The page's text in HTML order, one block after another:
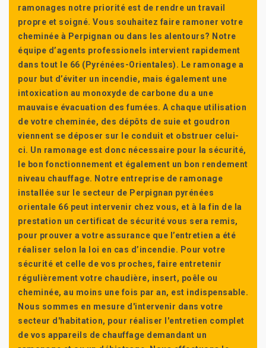
ramonages notre priorité est de rendre un travail
propre et soigné. Vous souhaitez faire ramoner votre
cheminée à Perpignan ou dans les alentours? Notre
équipe d’agents professionels intervient rapidement
dans tout le 66 (Pyrénées-Orientales). Le ramonage a
pour but d’éviter un incendie, mais également une
intoxication au monoxyde de carbone du a une
mauvaise évacuation des fumées. A chaque utilisation
de votre cheminée, des dépôts de suie et goudron
viennent se déposer sur le conduit et obstruer celui-
ci. Un ramonage est donc nécessaire pour la sécurité,
le bon fonctionnement et également un bon rendement
niveau chauffage. Notre entreprise de ramonage
installée sur le secteur de Perpignan pyrénées
orientale 66 peut intervenir chez vous, et à la fin de la
prestation un certificat de sécurité vous sera remis,
pour prouver a votre assurance que l’entretien a été
réaliser selon la loi en cas d’incendie. Pour votre
sécurité et celle de vos proches, faire entretenir
régulièrement votre chaudière, insert, poêle ou
cheminée, au moins une fois par an, est indispensable.
Nous sommes en mesure d'intervenir dans votre
secteur d'habitation, pour réaliser l'entretien complet
de vos appareils de chauffage demandant un